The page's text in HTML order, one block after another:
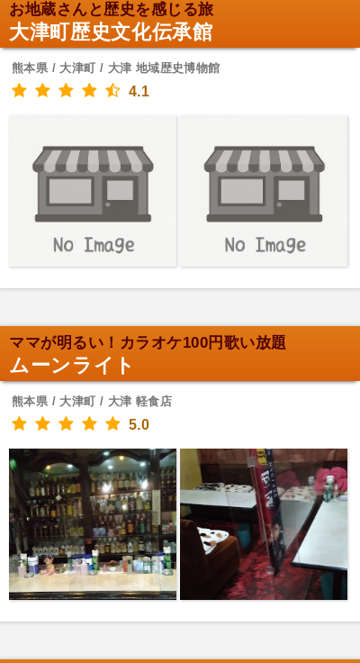
お地蔵さんと歴史を感じる旅
大津町歴史文化伝承館
熊本県 / 大津町 / 大津 地域歴史博物館
4.1
ママが明るい！カラオケ100円歌い放題
ムーンライト
熊本県 / 大津町 / 大津 軽食店
5.0